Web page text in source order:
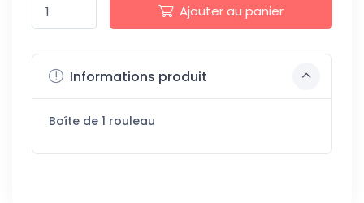
Ajouter au panier
Informations produit
Boîte de 1 rouleau